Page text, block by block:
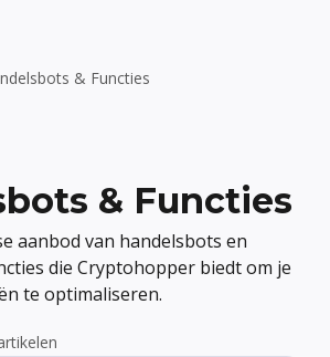
& Functies
& Functies
aanbod van handelsbots en
die Cryptohopper biedt om je
te optimaliseren.